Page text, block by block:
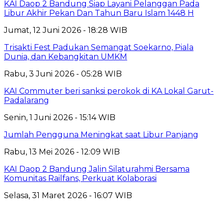
KAI Daop 2 Bandung Siap Layani Pelanggan Pada
Libur Akhir Pekan Dan Tahun Baru Islam 1448 H
Jumat, 12 Juni 2026 - 18:28 WIB
Trisakti Fest Padukan Semangat Soekarno, Piala
Dunia, dan Kebangkitan UMKM
Rabu, 3 Juni 2026 - 05:28 WIB
KAI Commuter beri sanksi perokok di KA Lokal Garut-
Padalarang
Senin, 1 Juni 2026 - 15:14 WIB
Jumlah Pengguna Meningkat saat Libur Panjang
Rabu, 13 Mei 2026 - 12:09 WIB
KAI Daop 2 Bandung Jalin Silaturahmi Bersama
Komunitas Railfans, Perkuat Kolaborasi
Selasa, 31 Maret 2026 - 16:07 WIB